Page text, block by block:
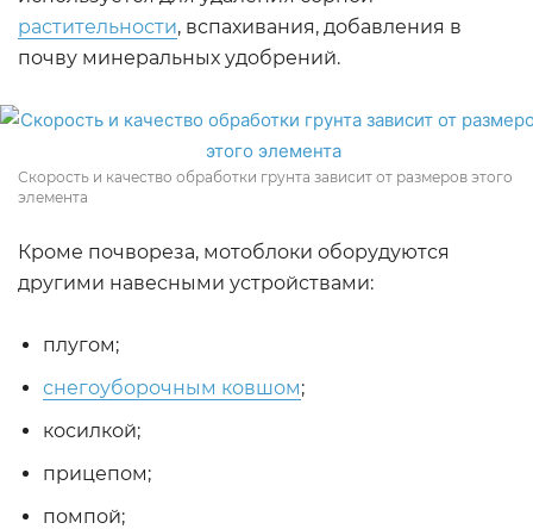
растительности, вспахивания, добавления в
почву минеральных удобрений.
Скорость и качество обработки грунта зависит от размеров этого
элемента
Кроме почвореза, мотоблоки оборудуются
другими навесными устройствами:
плугом;
снегоуборочным ковшом;
косилкой;
прицепом;
помпой;